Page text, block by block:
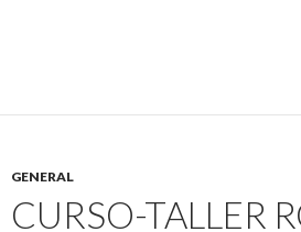
GENERAL
CURSO-TALLER